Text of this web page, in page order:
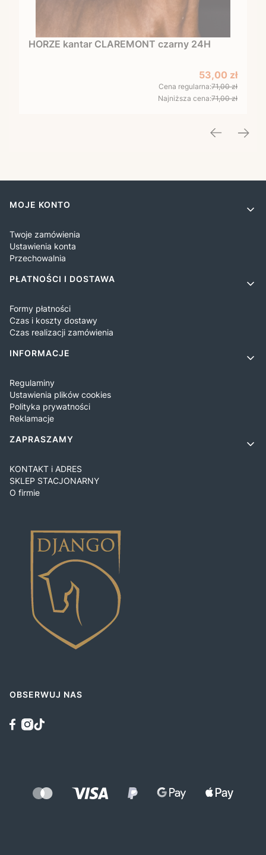
HORZE kantar CLAREMONT czarny 24H
Cena
53,00 zł
Cena regularna:71,00 zł
Najniższa cena:71,00 zł
Linki w stopce
MOJE KONTO
Twoje zamówienia
Ustawienia konta
Przechowalnia
PŁATNOŚCI I DOSTAWA
Formy płatności
Czas i koszty dostawy
Czas realizacji zamówienia
INFORMACJE
Regulaminy
Ustawienia plików cookies
Polityka prywatności
Reklamacje
ZAPRASZAMY
KONTAKT i ADRES
SKLEP STACJONARNY
O firmie
OBSERWUJ NAS